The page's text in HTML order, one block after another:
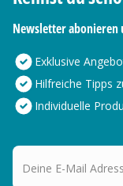
Newsletter
Exklusive
Hilfreiche Tipps
Individuelle
Deine E-Mail